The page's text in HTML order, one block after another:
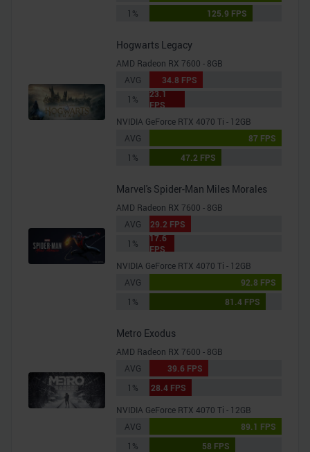
1%
125.9 FPS
Hogwarts Legacy
AMD Radeon RX 7600 - 8GB
AVG
34.8 FPS
1%
23.1
FPS
NVIDIA GeForce RTX 4070 Ti - 12GB
AVG
87 FPS
1%
47.2 FPS
Marvel's Spider-Man Miles Morales
AMD Radeon RX 7600 - 8GB
AVG
29.2 FPS
1%
17.6
FPS
NVIDIA GeForce RTX 4070 Ti - 12GB
AVG
92.8 FPS
1%
81.4 FPS
Metro Exodus
AMD Radeon RX 7600 - 8GB
AVG
39.6 FPS
1%
28.4 FPS
NVIDIA GeForce RTX 4070 Ti - 12GB
AVG
89.1 FPS
1%
58 FPS